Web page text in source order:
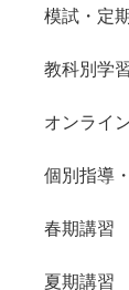
模試・定
教科別学
オンライ
個別指導
春期講習
夏期講習